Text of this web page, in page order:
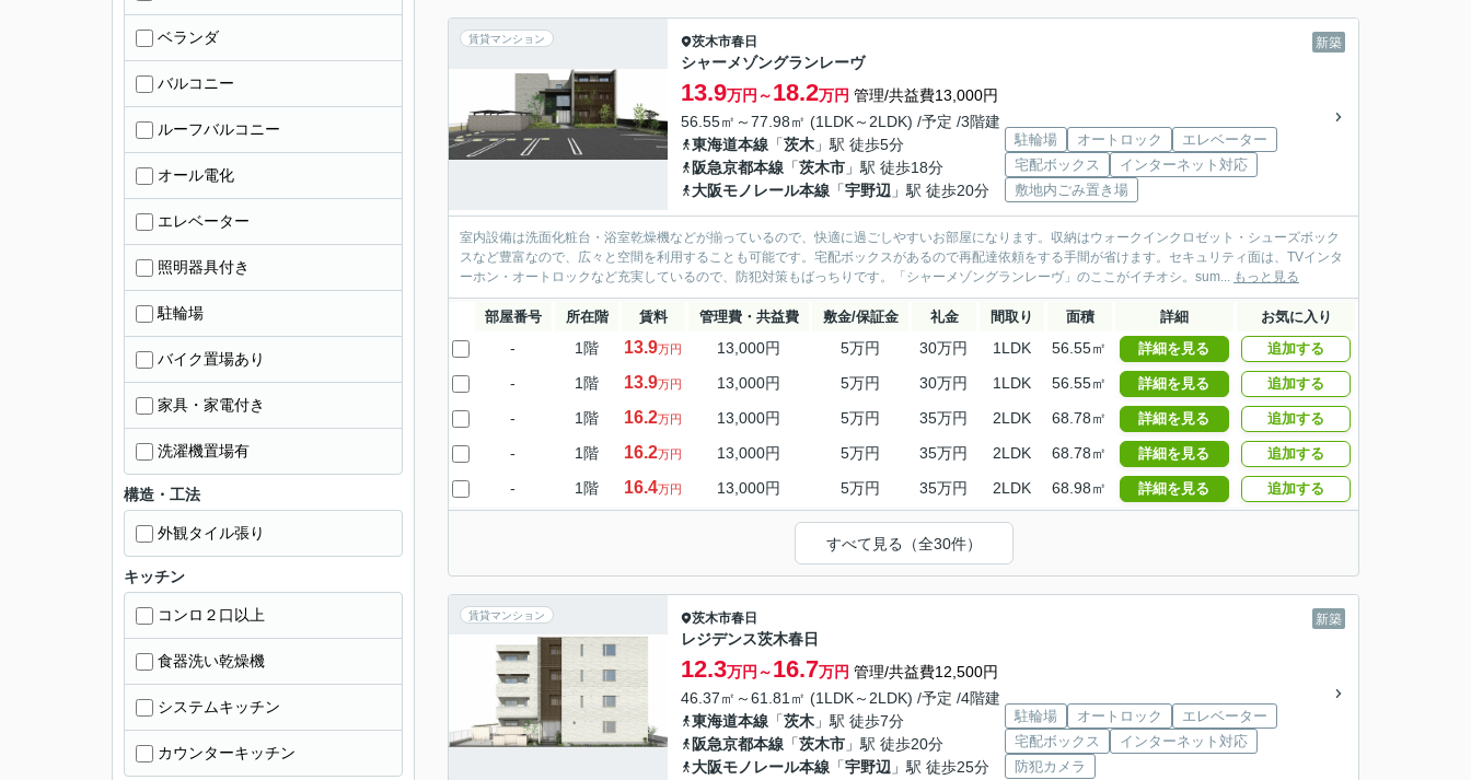
賃貸マンション 新築
茨木市春日
シャーメゾングランレーヴ
13.9万円～18.2万円 管理/共益費13,000円
56.55㎡～77.98㎡ (1LDK～2LDK) /予定 /3階建
東海道本線 「茨木 」駅 徒歩5分
阪急京都本線 「茨木市 」駅 徒歩18分
大阪モノレール本線 「宇野辺 」駅 徒歩20分
駐輪場 オートロック
エレベーター
宅配ボックス
インターネット対応
敷地内ごみ置き場
室内設備は洗面化粧台・浴室乾燥機などが揃っているので、快適に過ごしやすいお部屋になります。収納はウォークインクロゼット・シューズボック
スなど豊富なので、広々と空間を利用することも可能です。宅配ボックスがあるので再配達依頼をする手間が省けます。セキュリティ面は、TVインタ
ーホン・オートロックなど充実しているので、防犯対策もばっちりです。「シャーメゾングランレーヴ」のここがイチオシ。sum... もっと見る
部屋番号 所在階 賃料 管理費・共益費 敷金/保証金 礼金 間取り 面積 詳細 お気に入り
- 1階 13.9万円 13,000円 5万円 30万円 1LDK 56.55㎡ 詳細を見る 追加する
- 1階 13.9万円 13,000円 5万円 30万円 1LDK 56.55㎡ 詳細を見る 追加する
- 1階 16.2万円 13,000円 5万円 35万円 2LDK 68.78㎡ 詳細を見る 追加する
- 1階 16.2万円 13,000円 5万円 35万円 2LDK 68.78㎡ 詳細を見る 追加する
- 1階 16.4万円 13,000円 5万円 35万円 2LDK 68.98㎡ 詳細を見る 追加する
すべて見る（全30件）
賃貸マンション 新築
茨木市春日
レジデンス茨木春日
12.3万円～16.7万円 管理/共益費12,500円
46.37㎡～61.81㎡ (1LDK～2LDK) /予定 /4階建
東海道本線 「茨木 」駅 徒歩7分
阪急京都本線 「茨木市 」駅 徒歩20分
大阪モノレール本線 「宇野辺 」駅 徒歩25分
駐輪場 オートロック
エレベーター
宅配ボックス
インターネット対応
防犯カメラ
ベランダ
バルコニー
ルーフバルコニー
オール電化
エレベーター
照明器具付き
駐輪場
バイク置場あり
家具・家電付き
洗濯機置場有
構造・工法
外観タイル張り
キッチン
コンロ２口以上
食器洗い乾燥機
システムキッチン
カウンターキッチン